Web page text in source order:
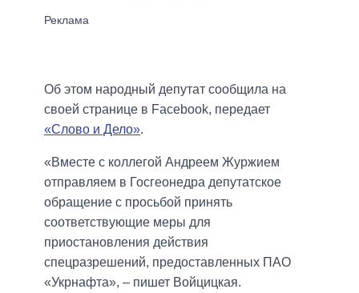
Об этом народный депутат сообщила на
своей странице в Facebook, передает
«Слово и Дело».
«Вместе с коллегой Андреем Журжием
отправляем в Госгеонедра депутатское
обращение с просьбой принять
соответствующие меры для
приостановления действия
спецразрешений, предоставленных ПАО
«Укрнафта», – пишет Войцицкая.